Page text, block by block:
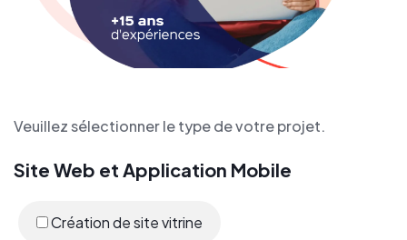
Veuillez sélectionner le type de votre projet.
Site Web et Application Mobile
Création de site vitrine